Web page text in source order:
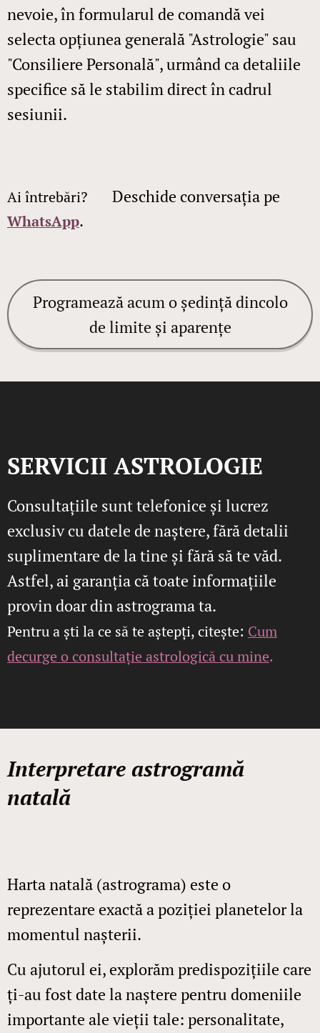
nevoie, în formularul de comandă vei
selecta opțiunea generală "Astrologie" sau
"Consiliere Personală", urmând ca detaliile
specifice să le stabilim direct în cadrul
sesiunii.
Ai întrebări? Deschide conversația pe
WhatsApp.
Programează acum o ședință dincolo
de limite și aparențe
SERVICII ASTROLOGIE
Consultațiile sunt telefonice și lucrez
exclusiv cu datele de naștere, fără detalii
suplimentare de la tine și fără să te văd.
Astfel, ai garanția că toate informațiile
provin doar din astrograma ta.
Pentru a ști la ce să te aștepți, citește: Cum
decurge o consultație astrologică cu mine.
Interpretare astrogramă
natală
Harta natală (astrograma) este o
reprezentare exactă a poziției planetelor la
momentul nașterii.
Cu ajutorul ei, explorăm predispozițiile care
ți-au fost date la naștere pentru domeniile
importante ale vieții tale: personalitate,